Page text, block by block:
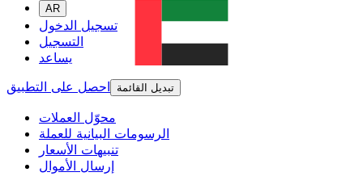
AR
تسجيل الدخول
التسجيل
يساعد
احصل على التطبيق
تبديل القائمة
محوّل العملات
الرسومات البيانية للعملة
تنبيهات الأسعار
إرسال الأموال